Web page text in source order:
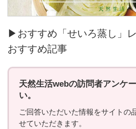
▶おすすめ「せいろ蒸し」
おすすめ記事